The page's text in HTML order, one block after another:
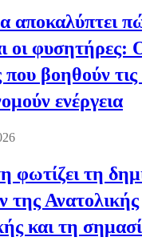
αποκαλύπτει
οι φυσητήρες:
που βοηθούν τις
ενέργεια
φωτίζει τη
της Ανατολικής
και τη